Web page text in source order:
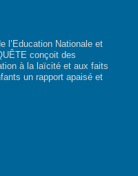
l’Education Nationale et
conçoit des
à la laïcité et aux faits
un rapport apaisé et